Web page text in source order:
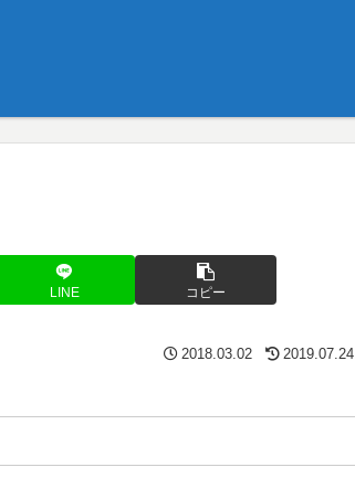
LINE コピー
2018.03.02 2019.07.24